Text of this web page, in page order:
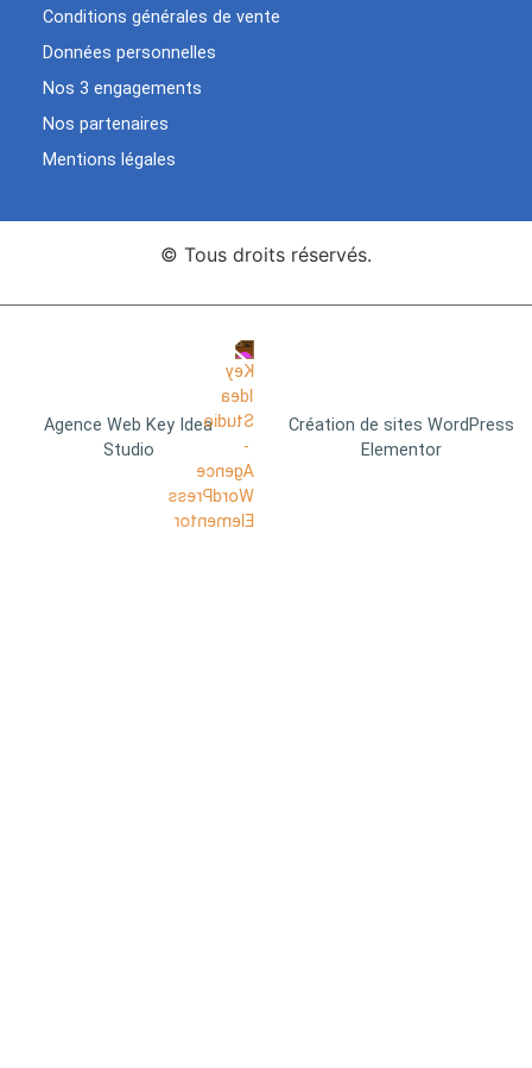
Conditions générales de vente
Données personnelles
Nos 3 engagements
Nos partenaires
Mentions légales
© Tous droits réservés.
Agence Web Key Idea
Studio
Création de sites WordPress
Elementor